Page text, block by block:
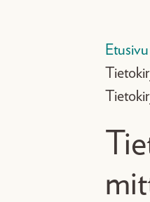
Etusivu